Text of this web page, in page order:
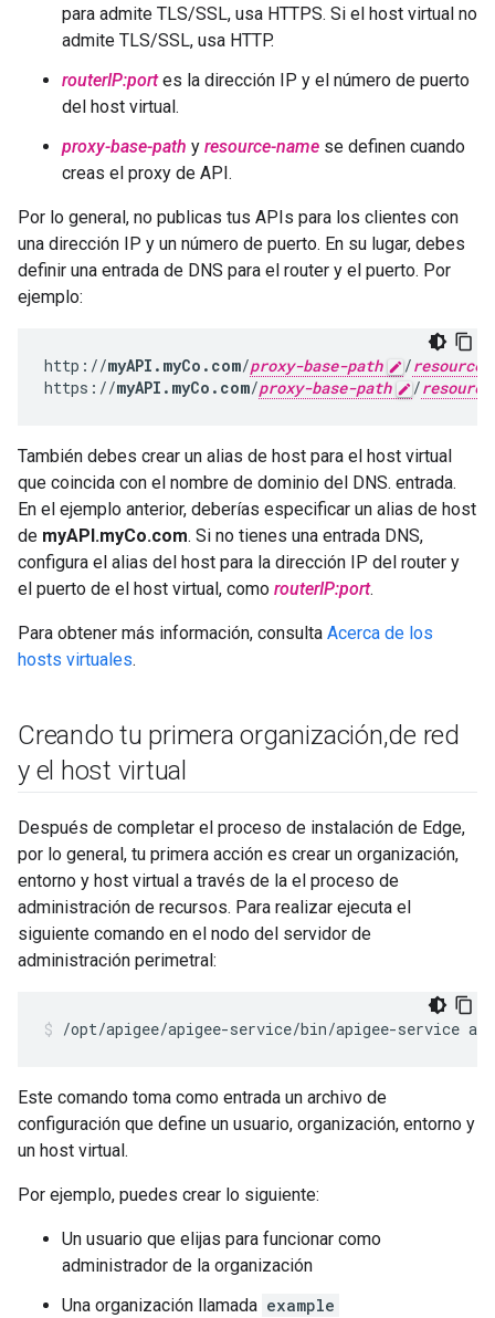
para admite TLS/SSL, usa HTTPS. Si el host virtual no
admite TLS/SSL, usa HTTP.
routerIP:portes la dirección IP y el número de puerto
del host virtual.
proxy-base-path y resource-name se definen cuando
creas el proxy de API.
Por lo general, no publicas tus APIs para los clientes con
una dirección IP y un número de puerto. En su lugar, debes
definir una entrada de DNS para el router y el puerto. Por
ejemplo:
http://myAPI.myCo.com/proxy-base-path /resource-
https://myAPI.myCo.com/proxy-base-path /
También debes crear un alias de host para el host virtual
que coincida con el nombre de dominio del DNS. entrada.
En el ejemplo anterior, deberías especificar un alias de host
de myAPI.myCo.com. Si no tienes una entrada DNS,
configura el alias del host para la dirección IP del router y
el puerto de el host virtual, como routerIP:port.
Para obtener más información, consulta Acerca de los
hosts virtuales.
Creando tu primera organización,de red
y el host virtual
Después de completar el proceso de instalación de Edge,
por lo general, tu primera acción es crear un organización,
entorno y host virtual a través de la el proceso de
administración de recursos. Para realizar ejecuta el
siguiente comando en el nodo del servidor de
administración perimetral:
/opt/apigee/apigee-service/bin/apigee-service
Este comando toma como entrada un archivo de
configuración que define un usuario, organización, entorno y
un host virtual.
Por ejemplo, puedes crear lo siguiente:
Un usuario que elijas para funcionar como
administrador de la organización
Una organización llamada example